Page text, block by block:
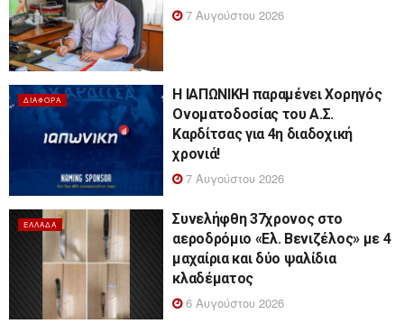
7 Αυγούστου 2026
ΔΙΆΦΟΡΑ
Η ΙΑΠΩΝΙΚΗ παραμένει Χορηγός
Ονοματοδοσίας του Α.Σ.
Καρδίτσας για 4η διαδοχική
χρονιά!
7 Αυγούστου 2026
ΕΛΛΆΔΑ
Συνελήφθη 37χρονος στο
αεροδρόμιο «Ελ. Βενιζέλος» με 4
μαχαίρια και δύο ψαλίδια
κλαδέματος
6 Αυγούστου 2026